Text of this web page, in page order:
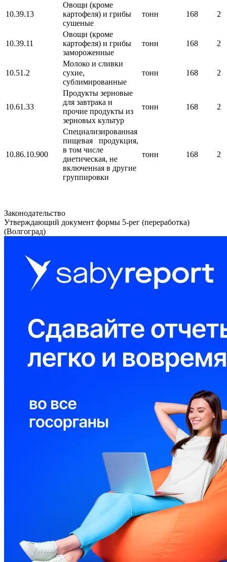
10.39.13
Овощи (кроме
картофеля) и грибы
сушеные
тонн 168 2
10.39.11
Овощи (кроме
картофеля) и грибы
замороженные
тонн 168 2
10.51.2
Молоко и сливки
сухие,
сублимированные
тонн 168 2
10.61.33
Продукты зерновые
для завтрака и
прочие продукты из
зерновых культур
тонн 168 2
10.86.10.900
Специализированная
пищевая продукция,
в том числе
диетическая, не
включенная в другие
группировки
тонн 168 2
Законодательство
Утверждающий документ формы 5-рег (переработка)
(Волгоград)